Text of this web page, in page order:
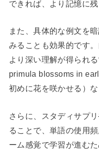
できれば、より記憶に
また、具体的な例文を
みることも効果的です
より深い理解が得られ
primula blossoms in
初めに花を咲かせる）
さらに、スタディサプ
ることで、単語の使用
ーム感覚で学習が進む